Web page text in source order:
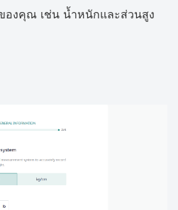
งคุณ เช่น น้ำหนักและส่วนสูง